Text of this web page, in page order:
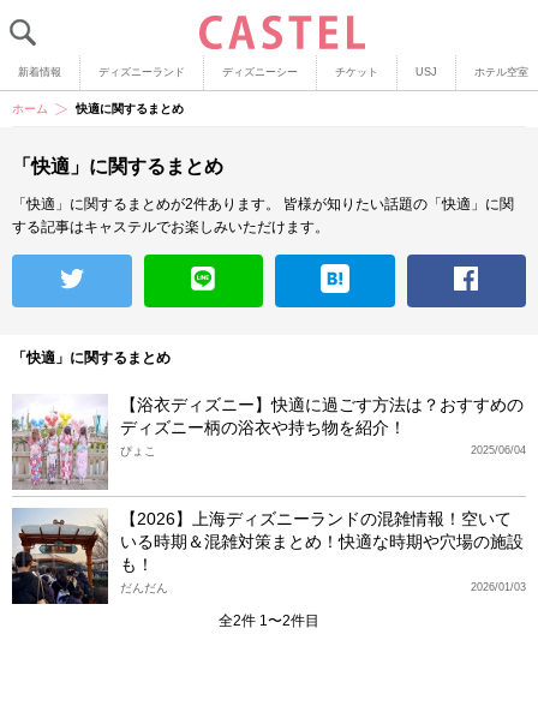
新着情報 ディズニーランド ディズニーシー チケット USJ ホテル空室
ホーム 快適に関するまとめ
「快適」に関するまとめ
「快適」に関するまとめが2件あります。
皆様が知りたい話題の「快適」に関
する記事はキャステルでお楽しみいただけます。
「快適」に関するまとめ
【浴衣ディズニー】快適に過ごす方法は？おすすめの
ディズニー柄の浴衣や持ち物を紹介！
2025/06/04
ぴょこ
【2026】上海ディズニーランドの混雑情報！空いて
いる時期＆混雑対策まとめ！快適な時期や穴場の施設
も！
2026/01/03
だんだん
全2件 1〜2件目